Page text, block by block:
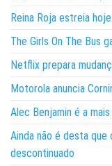
Reina Roja estreia
The Girls On The Bus
Netflix prepara
Motorola anuncia
Alec Benjamin é a
Ainda não é desta
descontinuado